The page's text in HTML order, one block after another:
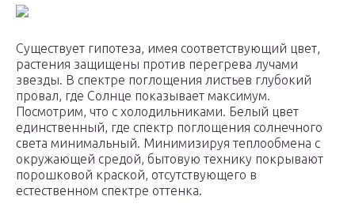
Существует гипотеза, имея соответствующий цвет,
растения защищены против перегрева лучами
звезды. В спектре поглощения листьев глубокий
провал, где Солнце показывает максимум.
Посмотрим, что с холодильниками. Белый цвет
единственный, где спектр поглощения солнечного
света минимальный. Минимизируя теплообмена с
окружающей средой, бытовую технику покрывают
порошковой краской, отсутствующего в
естественном спектре оттенка.